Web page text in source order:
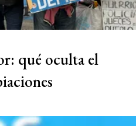
qué oculta el